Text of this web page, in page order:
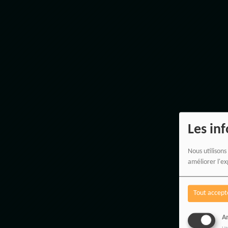
Les
Nous
améliorer
Tout